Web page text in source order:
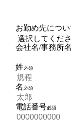
お勤め先につ
会社名/事務所名
姓
名
電話番号